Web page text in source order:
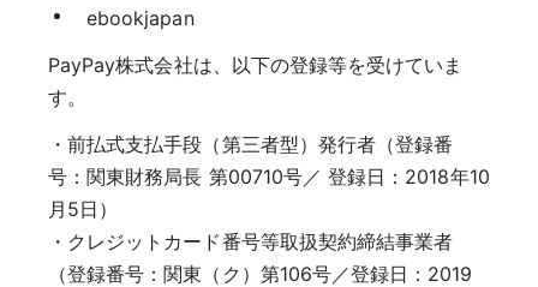
ebookjapan
PayPay株式会社は、以下の登録等を受けていま
す。
・前払式支払手段（第三者型）発行者（登録番
号：関東財務局長 第00710号／ 登録日：2018年10
月5日）
・クレジットカード番号等取扱契約締結事業者
（登録番号：関東（ク）第106号／登録日：2019